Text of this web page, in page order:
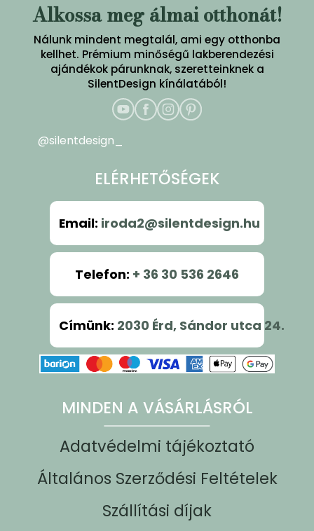
Alkossa meg álmai otthonát!
Nálunk mindent megtalál, ami egy otthonba
kellhet. Prémium minőségű lakberendezési
ajándékok párunknak, szeretteinknek a
SilentDesign kínálatából!
MINDEN A VÁSÁRLÁSRÓL
Adatvédelmi tájékoztató
Általános Szerződési Feltételek
Szállítási díjak
@silentdesign_
ELÉRHETŐSÉGEK
Email: iroda2@silentdesign.hu
Telefon: + 36 30 536 2646
Címünk: 2030 Érd, Sándor utca 24.